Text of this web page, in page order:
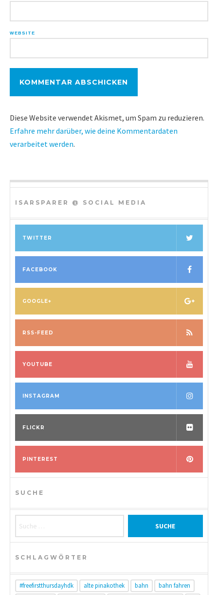
WEBSITE
Diese Website verwendet Akismet, um Spam zu reduzieren.
Erfahre mehr darüber, wie deine Kommentardaten
verarbeitet werden.
ISARSPARER @ SOCIAL MEDIA
TWITTER
FACEBOOK
GOOGLE+
RSS-FEED
YOUTUBE
INSTAGRAM
FLICKR
PINTEREST
SUCHE
SCHLAGWÖRTER
#freefirstthursdayhdk alte pinakothek bahn
bahn fahren